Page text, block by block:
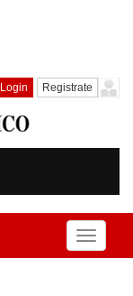
Login Registrate
Toggle